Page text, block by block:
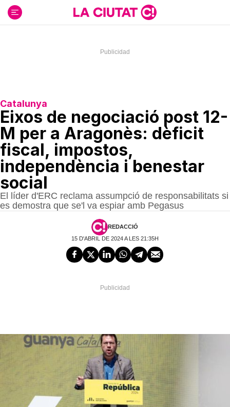
contenido
Catalunya
Eixos de negociació post 12-
M per a Aragonès: dèficit
fiscal, impostos,
independència i benestar
social
El líder d'ERC reclama assumpció de responsabilitats si
es demostra que se'l va espiar amb Pegasus
REDACCIÓ
15 D'ABRIL DE 2024 A LES 21:35H